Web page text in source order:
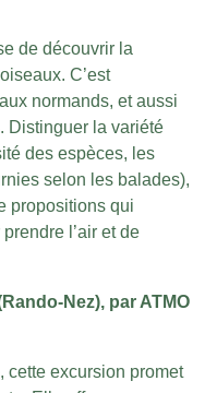
de découvrir la
C’est
normands, et aussi
Distinguer la variété
des espèces, les
selon les balades),
propositions qui
l’air et de
Nez), par ATMO
cette excursion promet